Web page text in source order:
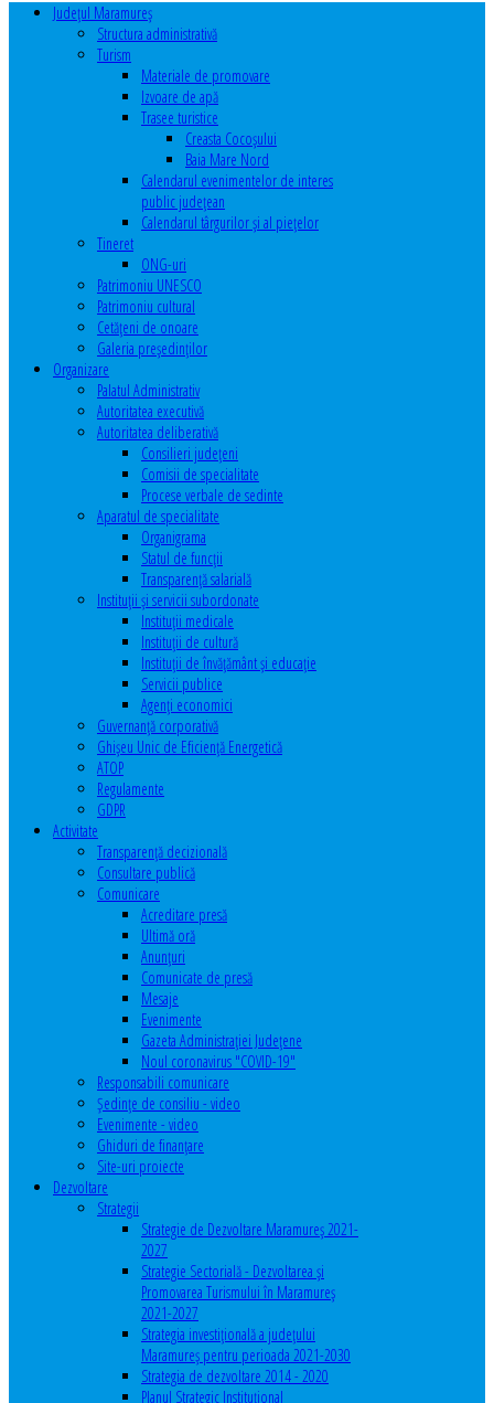
Judeţul Maramureş
Structura administrativă
Turism
Materiale de promovare
Izvoare de apă
Trasee turistice
Creasta Cocoșului
Baia Mare Nord
Calendarul evenimentelor de interes
public judeţean
Calendarul târgurilor şi al pieţelor
Tineret
ONG-uri
Patrimoniu UNESCO
Patrimoniu cultural
Cetăţeni de onoare
Galeria președinților
Organizare
Palatul Administrativ
Autoritatea executivă
Autoritatea deliberativă
Consilieri judeţeni
Comisii de specialitate
Procese verbale de sedinte
Aparatul de specialitate
Organigrama
Statul de funcții
Transparență salarială
Instituţii şi servicii subordonate
Instituţii medicale
Instituţii de cultură
Instituţii de învăţământ şi educaţie
Servicii publice
Agenţi economici
Guvernanță corporativă
Ghişeu Unic de Eficienţă Energetică
ATOP
Regulamente
GDPR
Activitate
Transparenţă decizională
Consultare publică
Comunicare
Acreditare presă
Ultimă oră
Anunţuri
Comunicate de presă
Mesaje
Evenimente
Gazeta Administraţiei Judeţene
Noul coronavirus "COVID-19"
Responsabili comunicare
Şedinţe de consiliu - video
Evenimente - video
Ghiduri de finanţare
Site-uri proiecte
Dezvoltare
Strategii
Strategie de Dezvoltare Maramureș 2021-
2027
Strategie Sectorială - Dezvoltarea și
Promovarea Turismului în Maramureș
2021-2027
Strategia investiţională a județului
Maramureș pentru perioada 2021-2030
Strategia de dezvoltare 2014 - 2020
Planul Strategic Instituţional